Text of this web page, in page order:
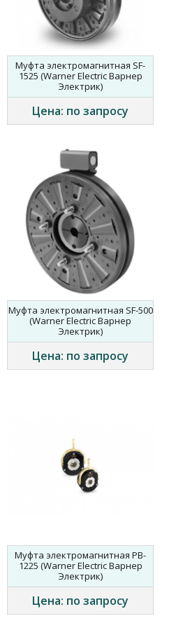
Муфта электромагнитная SF-
1525 (Warner Electric Варнер
Электрик)
Цена: по запросу
Муфта электромагнитная SF-500
(Warner Electric Варнер
Электрик)
Цена: по запросу
Муфта электромагнитная PB-
1225 (Warner Electric Варнер
Электрик)
Цена: по запросу